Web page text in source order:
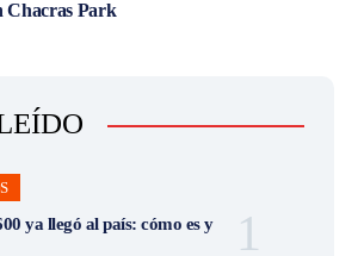
Chacras Park
ya llegó al país: cómo es y